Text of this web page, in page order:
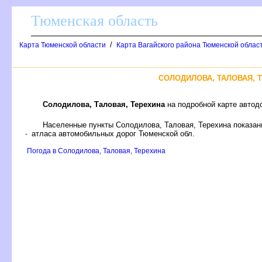
Тюменская область
Карта Тюменской области / Карта Вагайского района Тюменской
СОЛОДИЛОВА, ТАЛОВАЯ,
Солодилова, Таловая, Терехина на подробной карте
Населенные пункты Солодилова, Таловая, Терехина
- атласа автомобильных дорог Тюменской обл.
Погода в Солодилова, Таловая, Терехина